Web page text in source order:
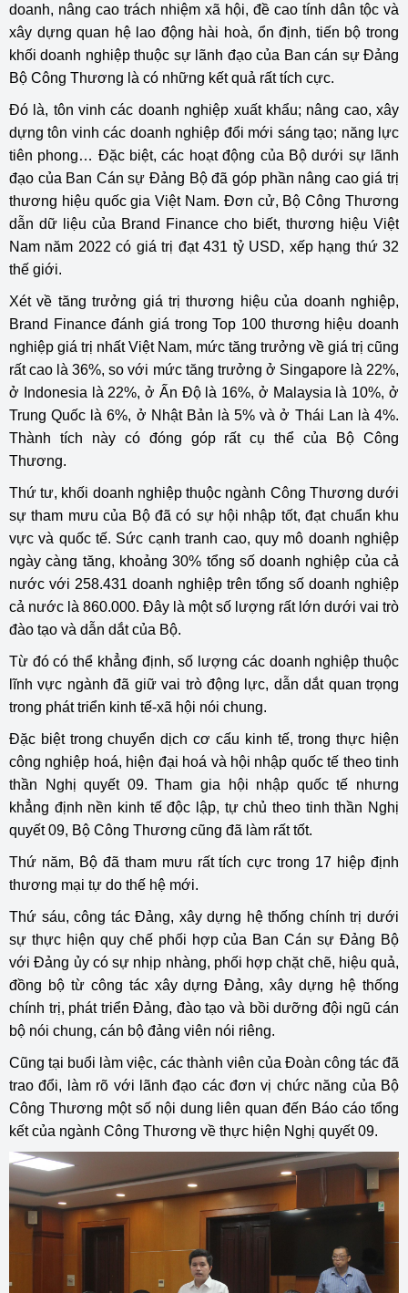
doanh, nâng cao trách nhiệm xã hội, đề cao tính dân tộc và
xây dựng quan hệ lao động hài hoà, ổn định, tiến bộ trong
khối doanh nghiệp thuộc sự lãnh đạo của Ban cán sự Đảng
Bộ Công Thương là có những kết quả rất tích cực.
Đó là, tôn vinh các doanh nghiệp xuất khẩu; nâng cao, xây
dựng tôn vinh các doanh nghiệp đổi mới sáng tạo; năng lực
tiên phong… Đặc biệt, các hoạt động của Bộ dưới sự lãnh
đạo của Ban Cán sự Đảng Bộ đã góp phần nâng cao giá trị
thương hiệu quốc gia Việt Nam. Đơn cử, Bộ Công Thương
dẫn dữ liệu của Brand Finance cho biết, thương hiệu Việt
Nam năm 2022 có giá trị đạt 431 tỷ USD, xếp hạng thứ 32
thế giới.
Xét về tăng trưởng giá trị thương hiệu của doanh nghiệp,
Brand Finance đánh giá trong Top 100 thương hiệu doanh
nghiệp giá trị nhất Việt Nam, mức tăng trưởng về giá trị cũng
rất cao là 36%, so với mức tăng trưởng ở Singapore là 22%,
ở Indonesia là 22%, ở Ấn Độ là 16%, ở Malaysia là 10%, ở
Trung Quốc là 6%, ở Nhật Bản là 5% và ở Thái Lan là 4%.
Thành tích này có đóng góp rất cụ thể của Bộ Công
Thương.
Thứ tư, khối doanh nghiệp thuộc ngành Công Thương dưới
sự tham mưu của Bộ đã có sự hội nhập tốt, đạt chuẩn khu
vực và quốc tế. Sức cạnh tranh cao, quy mô doanh nghiệp
ngày càng tăng, khoảng 30% tổng số doanh nghiệp của cả
nước với 258.431 doanh nghiệp trên tổng số doanh nghiệp
cả nước là 860.000. Đây là một số lượng rất lớn dưới vai trò
đào tạo và dẫn dắt của Bộ.
Từ đó có thể khẳng định, số lượng các doanh nghiệp thuộc
lĩnh vực ngành đã giữ vai trò động lực, dẫn dắt quan trọng
trong phát triển kinh tế-xã hội nói chung.
Đặc biệt trong chuyển dịch cơ cấu kinh tế, trong thực hiện
công nghiệp hoá, hiện đại hoá và hội nhập quốc tế theo tinh
thần Nghị quyết 09. Tham gia hội nhập quốc tế nhưng
khẳng định nền kinh tế độc lập, tự chủ theo tinh thần Nghị
quyết 09, Bộ Công Thương cũng đã làm rất tốt.
Thứ năm, Bộ đã tham mưu rất tích cực trong 17 hiệp định
thương mại tự do thế hệ mới.
Thứ sáu, công tác Đảng, xây dựng hệ thống chính trị dưới
sự thực hiện quy chế phối hợp của Ban Cán sự Đảng Bộ
với Đảng ủy có sự nhịp nhàng, phối hợp chặt chẽ, hiệu quả,
đồng bộ từ công tác xây dựng Đảng, xây dựng hệ thống
chính trị, phát triển Đảng, đào tạo và bồi dưỡng đội ngũ cán
bộ nói chung, cán bộ đảng viên nói riêng.
Cũng tại buổi làm việc, các thành viên của Đoàn công tác đã
trao đổi, làm rõ với lãnh đạo các đơn vị chức năng của Bộ
Công Thương một số nội dung liên quan đến Báo cáo tổng
kết của ngành Công Thương về thực hiện Nghị quyết 09.